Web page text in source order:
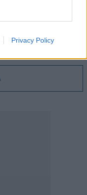
Privacy Policy